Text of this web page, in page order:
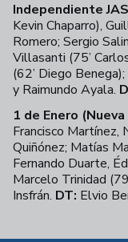
Independiente
Kevin Chaparro),
Romero; Sergio
Villasanti (75’
(62’ Diego
y Raimundo Ayala.
1 de Enero
Francisco Martínez,
Quiñónez; Matías
Fernando Duarte,
Marcelo Trinidad
Insfrán. DT: Elvio